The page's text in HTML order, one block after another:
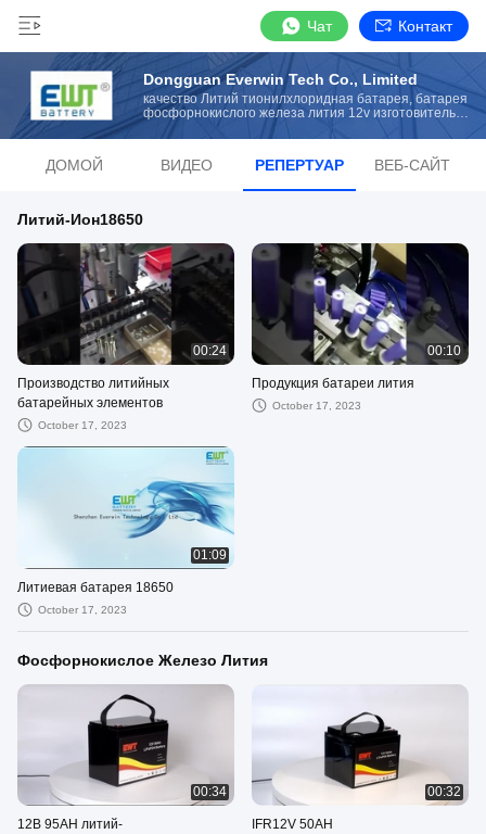
Чат Контакт
Dongguan Everwin Tech Co., Limited
качество Литий тионилхлоридная батарея, батарея
фосфорнокислого железа лития 12v изготовитель
ДОМОЙ ВИДЕО РЕПЕРТУАР ВЕБ-САЙТ
Литий-Ион18650
00:24
Производство литийных
батарейных элементов
October 17, 2023
00:10
Продукция батареи лития
October 17, 2023
01:09
Литиевая батарея 18650
October 17, 2023
Фосфорнокислое Железо Лития
00:34
12В 95AH литий-
00:32
IFR12V 50AH